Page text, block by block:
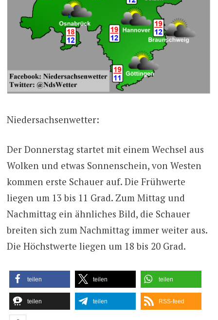
Niedersachsenwetter:
Der Donnerstag startet mit einem Wechsel aus
Wolken und etwas Sonnenschein, von Westen
kommen erste Schauer auf. Die Frühwerte
liegen um 13 bis 11 Grad. Zum Mittag und
Nachmittag ein ähnliches Bild, die Schauer
breiten sich zum Nachmittag immer weiter aus.
Die Höchstwerte liegen um 18 bis 20 Grad.
teilen teilen teilen
teilen teilen RSS-feed